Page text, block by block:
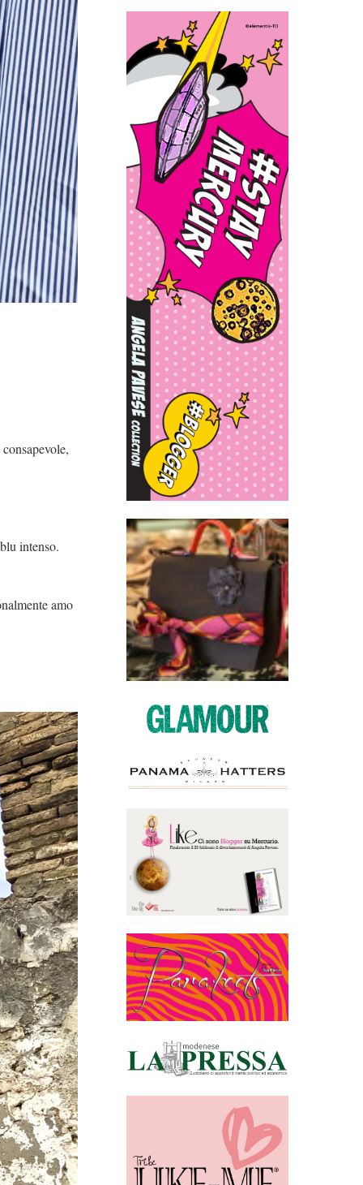
intenso.
amo